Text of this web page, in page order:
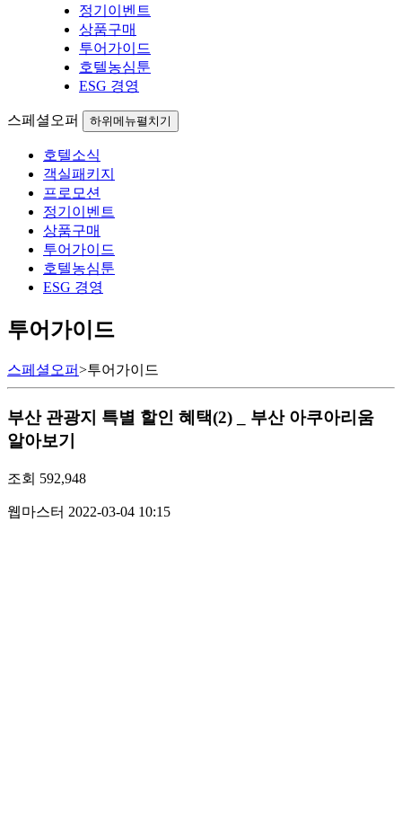
정기이벤트
상품구매
투어가이드
호텔농심툰
ESG 경영
스페셜오퍼 하위메뉴펼치기
호텔소식
객실패키지
프로모션
정기이벤트
상품구매
투어가이드
호텔농심툰
ESG 경영
투어가이드
스페셜오퍼>투어가이드
부산 관광지 특별 할인 혜택(2) _ 부산 아쿠아리움
알아보기
조회 592,948
웹마스터 2022-03-04 10:15